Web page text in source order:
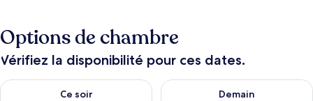
Options de chambre
Vérifiez la disponibilité pour ces dates.
Ce soir
Vérifier la disponibilité pour ce soir août 6 - août 7
Demain
Vérifier la disponibilité pour